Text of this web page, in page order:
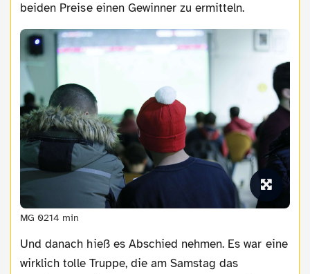
beiden Preise einen Gewinner zu ermitteln.
MG 0214 min
Und danach hieß es Abschied nehmen. Es war eine
wirklich tolle Truppe, die am Samstag das